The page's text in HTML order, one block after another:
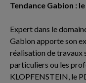
Tendance Gabion :
Expert dans le
Gabion apporte son
réalisation de travaux
particuliers ou les
KLOPFENSTEIN, le